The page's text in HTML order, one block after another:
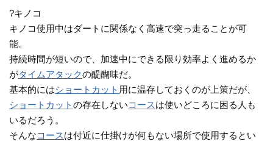
?キノコ
キノコ使用中はダートに関係なく高速で突っ走ることが可
能。
持続時間が短いので、加速中にできる限り効率よく進めるか
がタイムアタックの醍醐味だ。
基本的にはショートカット 用に温存しておくのが上策だが、
ショートカットの存在しないコースは使いどころに困る人も
いるだろう。
そんなコースは付近に仕掛けが何もない場所で使用するとい